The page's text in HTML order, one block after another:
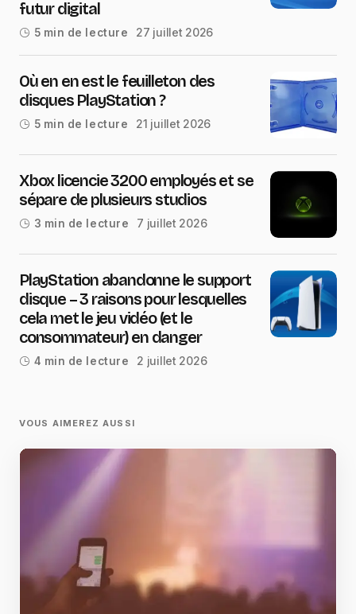
futur digital
5 min de lecture 27 juillet 2026
Où en en est le feuilleton des
disques PlayStation ?
5 min de lecture 21 juillet 2026
Xbox licencie 3200 employés et se
sépare de plusieurs studios
3 min de lecture 7 juillet 2026
PlayStation abandonne le support
disque – 3 raisons pour lesquelles
cela met le jeu vidéo (et le
consommateur) en danger
4 min de lecture 2 juillet 2026
VOUS AIMEREZ AUSSI